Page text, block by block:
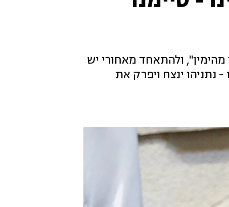
ולהתאחד מאחורי יש
ינצח ויפרק את